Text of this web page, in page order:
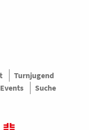
Turnjugend
Events Suche